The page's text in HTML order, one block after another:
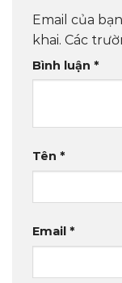
Email của
khai. Các
Bình luận *
Tên *
Email *